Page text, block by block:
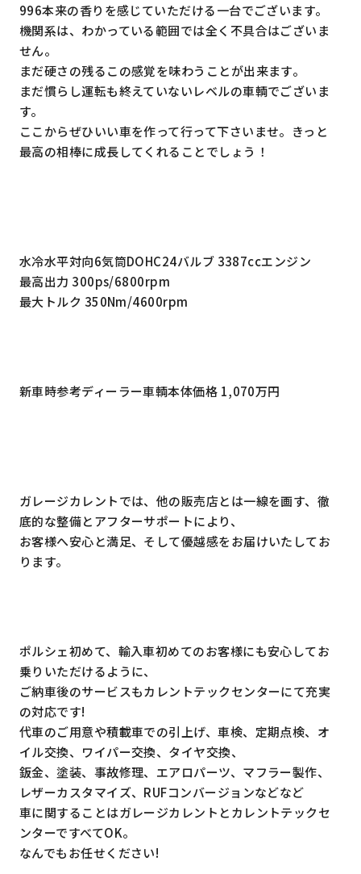
996本来の香りを感じていただける一台でございます。
機関系は、わかっている範囲では全く不具合はございま
せん。
まだ硬さの残るこの感覚を味わうことが出来ます。
まだ慣らし運転も終えていないレベルの車輌でございま
す。
ここからぜひいい車を作って行って下さいませ。きっと
最高の相棒に成長してくれることでしょう！
水冷水平対向6気筒DOHC24バルブ 3387ccエンジン
最高出力 300ps/6800rpm
最大トルク 350Nm/4600rpm
新車時参考ディーラー車輌本体価格 1,070万円
ガレージカレントでは、他の販売店とは一線を画す、徹
底的な整備とアフターサポートにより、
お客様へ安心と満足、そして優越感をお届けいたしてお
ります。
ポルシェ初めて、輸入車初めてのお客様にも安心してお
乗りいただけるように、
ご納車後のサービスもカレントテックセンターにて充実
の対応です!
代車のご用意や積載車での引上げ、車検、定期点検、オ
イル交換、ワイパー交換、タイヤ交換、
鈑金、塗装、事故修理、エアロパーツ、マフラー製作、
レザーカスタマイズ、RUFコンバージョンなどなど
車に関することはガレージカレントとカレントテックセ
ンターですべてOK。
なんでもお任せください!